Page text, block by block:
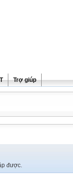
Trợ giúp
được.